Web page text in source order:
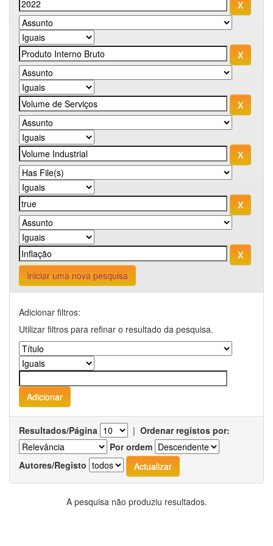
Iniciar uma nova pesquisa
Adicionar filtros:
Utilizar filtros para refinar o resultado da pesquisa.
Resultados/Página | Ordenar registos por:
Por ordem
Autores/Registo
A pesquisa não produziu resultados.